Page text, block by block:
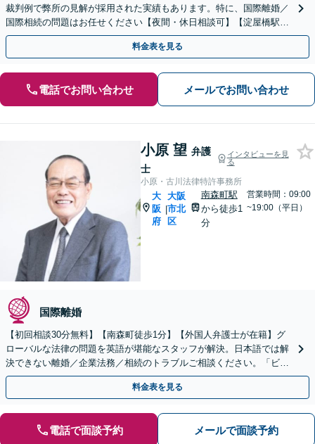
裁判例で弊所の見解が採用された実績もあります。特に、国際離婚／
国際相続の問題はお任せください【夜間・休日相談可】【淀屋橋駅6
分】
料金表を見る
電話でお問い合わせ メールでお問い合わせ
小原 望 弁護
士
インタビューを見
る
小原・古川法律特許事務所
大
阪
府
|
大阪
市北
区
南森町駅
から徒歩1
分
営業時間：09:00
~19:00（平日）
国際離婚
【初回相談30分無料】【南森町徒歩1分】【外国人弁護士が在籍】グ
ローバルな法律の問題を英語が堪能なスタッフが解決。日本語では解
決できない離婚／企業法務／相続のトラブルご相談ください。「ビザ
の申請」「日本国籍の取得」サポートします。
料金表を見る
電話で面談予約 メールで面談予約